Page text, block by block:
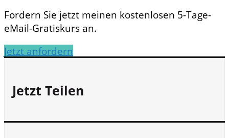
Fordern Sie jetzt meinen kostenlosen 5-Tage-
eMail-Gratiskurs an.
Jetzt anfordern
Jetzt Teilen